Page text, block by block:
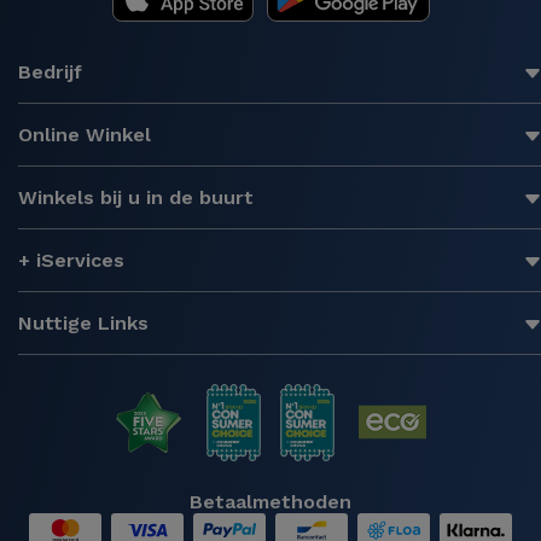
Bedrijf
Online Winkel
Winkels bij u in de buurt
+ iServices
Nuttige Links
Betaalmethoden